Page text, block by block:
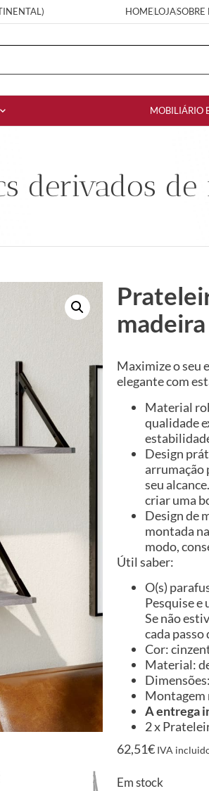
HOMELOJASOBRE
MOBILIÁRIO
derivados
Maximize o seu
elegante com
Material
qualidade
Design
arrumação
seu
criar uma
Design de
montada
modo,
Útil saber:
O(s)
Pesquise e
Se não
cada
Cor:
Material:
Montagem
A entrega
2 x
62,51€ IVA
Em stock